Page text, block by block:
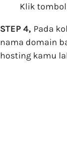
Klik tombol
STEP 4, Pada
nama domain
hosting kamu